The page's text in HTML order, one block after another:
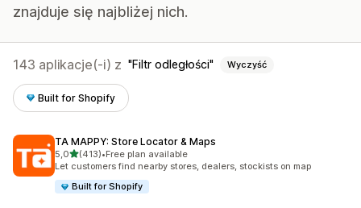
znajduje się najbliżej nich.
143 aplikacje(-i) z Filtr odległości Wyczyść
Built for Shopify
TA MAPPY: Store Locator & Maps
5,0na 5 gwiazdek
(413)
Łączna liczba recenzji: 413
•Free plan available
Let customers find nearby stores, dealers, stockists on map
Built for Shopify